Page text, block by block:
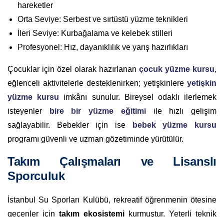
hareketler
Orta Seviye: Serbest ve sırtüstü yüzme teknikleri
İleri Seviye: Kurbağalama ve kelebek stilleri
Profesyonel: Hız, dayanıklılık ve yarış hazırlıkları
Çocuklar için özel olarak hazırlanan çocuk yüzme kursu,
eğlenceli aktivitelerle desteklenirken; yetişkinlere yetişkin
yüzme kursu imkânı sunulur. Bireysel odaklı ilerlemek
isteyenler
bire bir yüzme eğitimiile hızlı gelişim
sağlayabilir. Bebekler için ise
bebek yüzme kursu
programı güvenli ve uzman gözetiminde yürütülür.
Takım Çalışmaları ve Lisanslı
Sporculuk
İstanbul Su Sporları Kulübü, rekreatif öğrenmenin ötesine
geçenler için takım ekosistemi kurmuştur. Yeterli teknik